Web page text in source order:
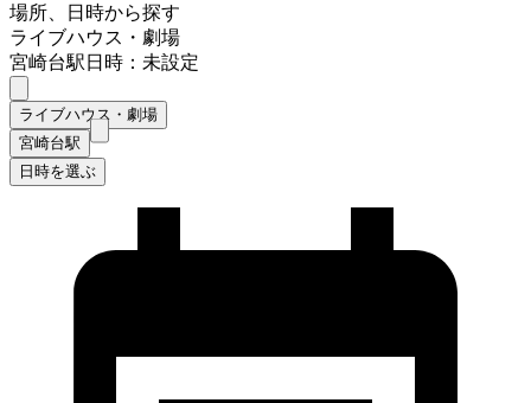
場所、日時から探す
ライブハウス・劇場
宮崎台駅日時：未設定
ライブハウス・劇場
宮崎台駅
日時を選ぶ